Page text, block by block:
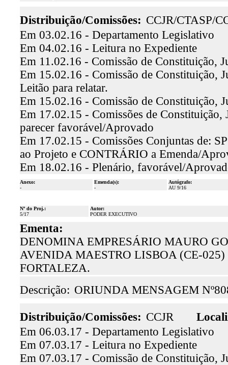
Distribuição/Comissões: CCJR/CTASP/
Em 03.02.16 - Departamento Legislativo
Em 04.02.16 - Leitura no Expediente
Em 11.02.16 - Comissão de Constituição,
Em 15.02.16 - Comissão de Constituição,
Leitão para relatar.
Em 15.02.16 - Comissão de Constituição,
Em 17.02.15 - Comissões de Constituição,
parecer favorável/Aprovado
Em 17.02.15 - Comissões Conjuntas de:
ao Projeto e CONTRÁRIO a Emenda/
Em 18.02.16 - Plenário, favorável/
Anexo:
-
Emenda(s):
-
Autógrafo:
AU 9/16
Nº do Proj.:
5/17
Autor:
PODER EXECUTIVO
Ementa:
DENOMINA EMPRESÁRIO MAURO
AVENIDA MAESTRO LISBOA (CE-
FORTALEZA.
Descrição: ORIUNDA MENSAGEM
Distribuição/Comissões: CCJR
Em 06.03.17 - Departamento Legislativo
Em 07.03.17 - Leitura no Expediente
Em 07.03.17 - Comissão de Constituição,